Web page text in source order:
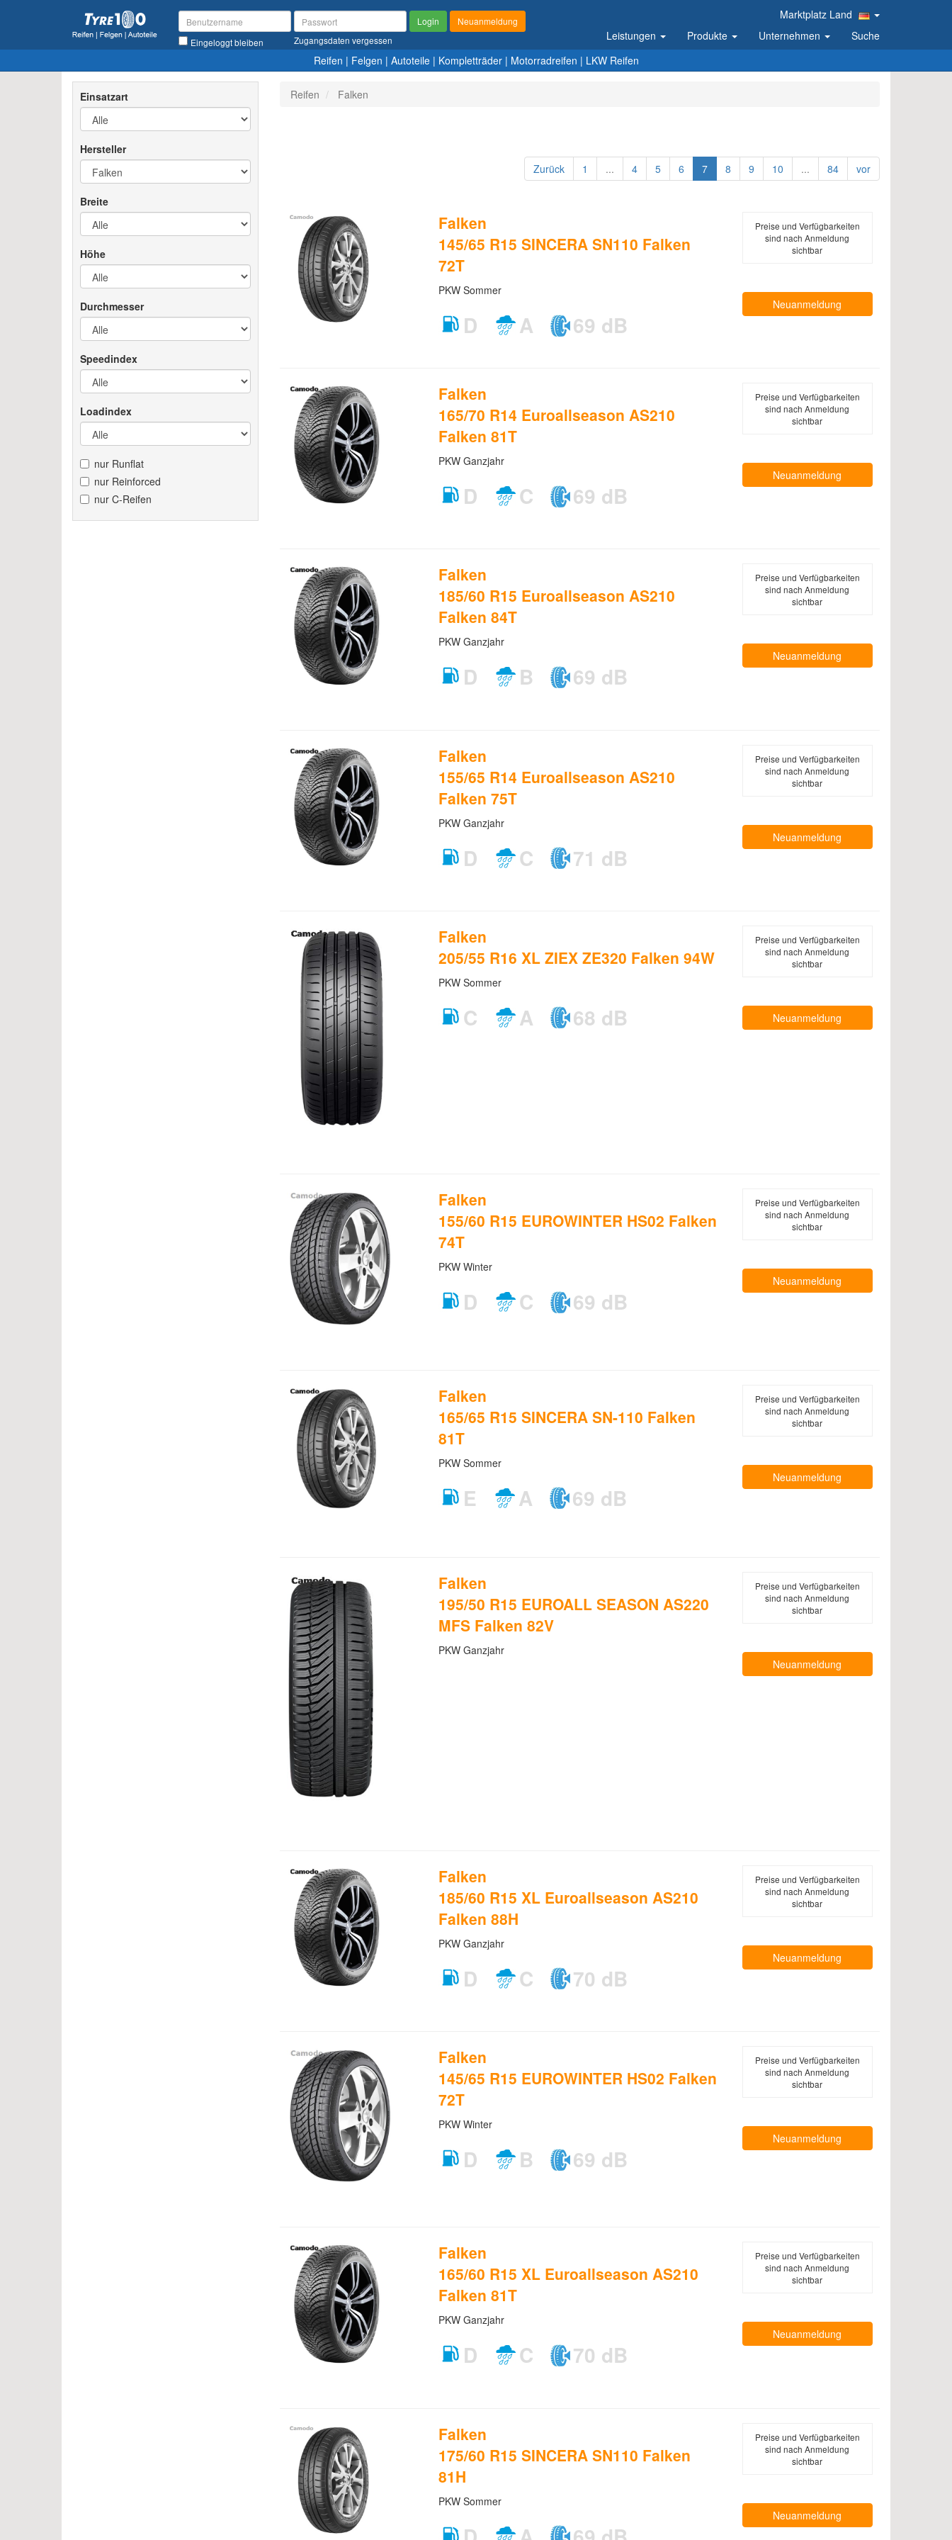
Eingeloggt bleiben Zugangsdaten vergessen
Login Neuanmeldung
Marktplatz Land
Leistungen
Produkte Unternehmen
Suche
Reifen | Felgen | Autoteile | Kompletträder | Motorradreifen | LKW Reifen
Einsatzart
Hersteller
Breite
Höhe
Durchmesser
Speedindex
Loadindex
nur Runflat
nur Reinforced
nur C-Reifen
Reifen Falken
Zurück 1 ... 4 5 6 7 8 9 10 ... 84 vor
Falken
145/65 R15 SINCERA SN110 Falken
72T
PKW Sommer
D A 69 dB
Preise und Verfügbarkeiten
sind nach Anmeldung
sichtbar
Neuanmeldung
Falken
165/70 R14 Euroallseason AS210
Falken 81T
PKW Ganzjahr
D C 69 dB
Preise und Verfügbarkeiten
sind nach Anmeldung
sichtbar
Neuanmeldung
Falken
185/60 R15 Euroallseason AS210
Falken 84T
PKW Ganzjahr
D B 69 dB
Preise und Verfügbarkeiten
sind nach Anmeldung
sichtbar
Neuanmeldung
Falken
155/65 R14 Euroallseason AS210
Falken 75T
PKW Ganzjahr
D C 71 dB
Preise und Verfügbarkeiten
sind nach Anmeldung
sichtbar
Neuanmeldung
Falken
205/55 R16 XL ZIEX ZE320 Falken 94W
PKW Sommer
C A 68 dB
Preise und Verfügbarkeiten
sind nach Anmeldung
sichtbar
Neuanmeldung
Falken
155/60 R15 EUROWINTER HS02 Falken
74T
PKW Winter
D C 69 dB
Preise und Verfügbarkeiten
sind nach Anmeldung
sichtbar
Neuanmeldung
Falken
165/65 R15 SINCERA SN-110 Falken
81T
PKW Sommer
E A 69 dB
Preise und Verfügbarkeiten
sind nach Anmeldung
sichtbar
Neuanmeldung
Falken
195/50 R15 EUROALL SEASON AS220
MFS Falken 82V
PKW Ganzjahr
Preise und Verfügbarkeiten
sind nach Anmeldung
sichtbar
Neuanmeldung
Falken
185/60 R15 XL Euroallseason AS210
Falken 88H
PKW Ganzjahr
D C 70 dB
Preise und Verfügbarkeiten
sind nach Anmeldung
sichtbar
Neuanmeldung
Falken
145/65 R15 EUROWINTER HS02 Falken
72T
PKW Winter
D B 69 dB
Preise und Verfügbarkeiten
sind nach Anmeldung
sichtbar
Neuanmeldung
Falken
165/60 R15 XL Euroallseason AS210
Falken 81T
PKW Ganzjahr
D C 70 dB
Preise und Verfügbarkeiten
sind nach Anmeldung
sichtbar
Neuanmeldung
Falken
175/60 R15 SINCERA SN110 Falken
81H
PKW Sommer
Preise und Verfügbarkeiten
sind nach Anmeldung
sichtbar
Neuanmeldung